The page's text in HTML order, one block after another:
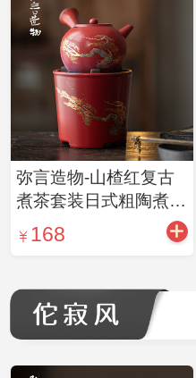
弥言造物-山楂红复古
煮茶套装日式粗陶煮茶
煮水壶碳炉围炉煮茶功
夫茶具
168